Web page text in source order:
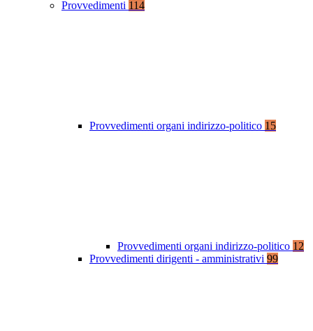
Provvedimenti 114
Provvedimenti organi indirizzo-politico 15
Provvedimenti organi indirizzo-politico 12
Provvedimenti dirigenti - amministrativi 99